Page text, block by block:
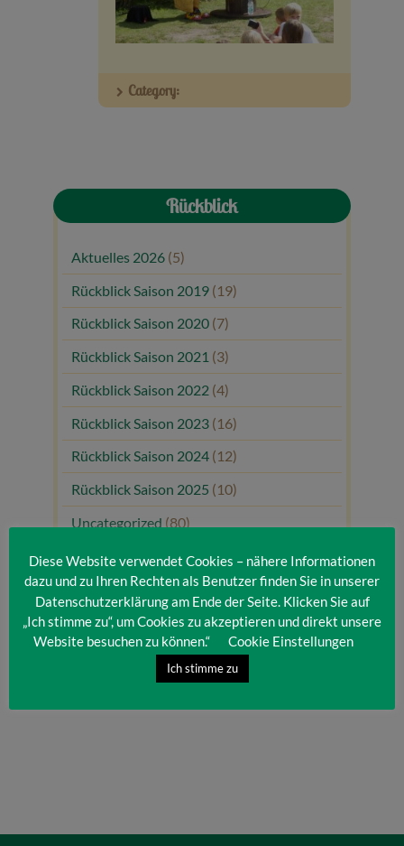
Veranstaltungen
Baumpaten
Category:
Rückblick
Aktuelles 2026 (5)
Rückblick Saison 2019 (19)
Rückblick Saison 2020 (7)
Rückblick Saison 2021 (3)
Rückblick Saison 2022 (4)
Rückblick Saison 2023 (16)
Rückblick Saison 2024 (12)
Rückblick Saison 2025 (10)
Uncategorized (80)
Unsere Gäste(1)
Diese Website verwendet Cookies – nähere Informationen
dazu und zu Ihren Rechten als Benutzer finden Sie in unserer
Datenschutzerklärung am Ende der Seite. Klicken Sie auf
„Ich stimme zu“, um Cookies zu akzeptieren und direkt unsere
Website besuchen zu können.“
Cookie Einstellungen
Ich stimme zu